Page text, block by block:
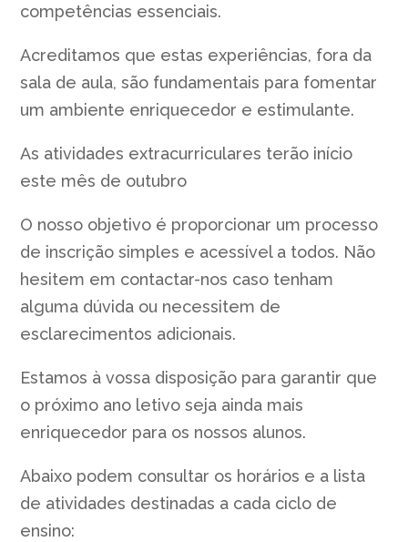
competências essenciais.
Acreditamos que estas experiências, fora da
sala de aula, são fundamentais para fomentar
um ambiente enriquecedor e estimulante.
As atividades extracurriculares terão início
este mês de outubro
O nosso objetivo é proporcionar um processo
de inscrição simples e acessível a todos. Não
hesitem em contactar-nos caso tenham
alguma dúvida ou necessitem de
esclarecimentos adicionais.
Estamos à vossa disposição para garantir que
o próximo ano letivo seja ainda mais
enriquecedor para os nossos alunos.
Abaixo podem consultar os horários e a lista
de atividades destinadas a cada ciclo de
ensino: